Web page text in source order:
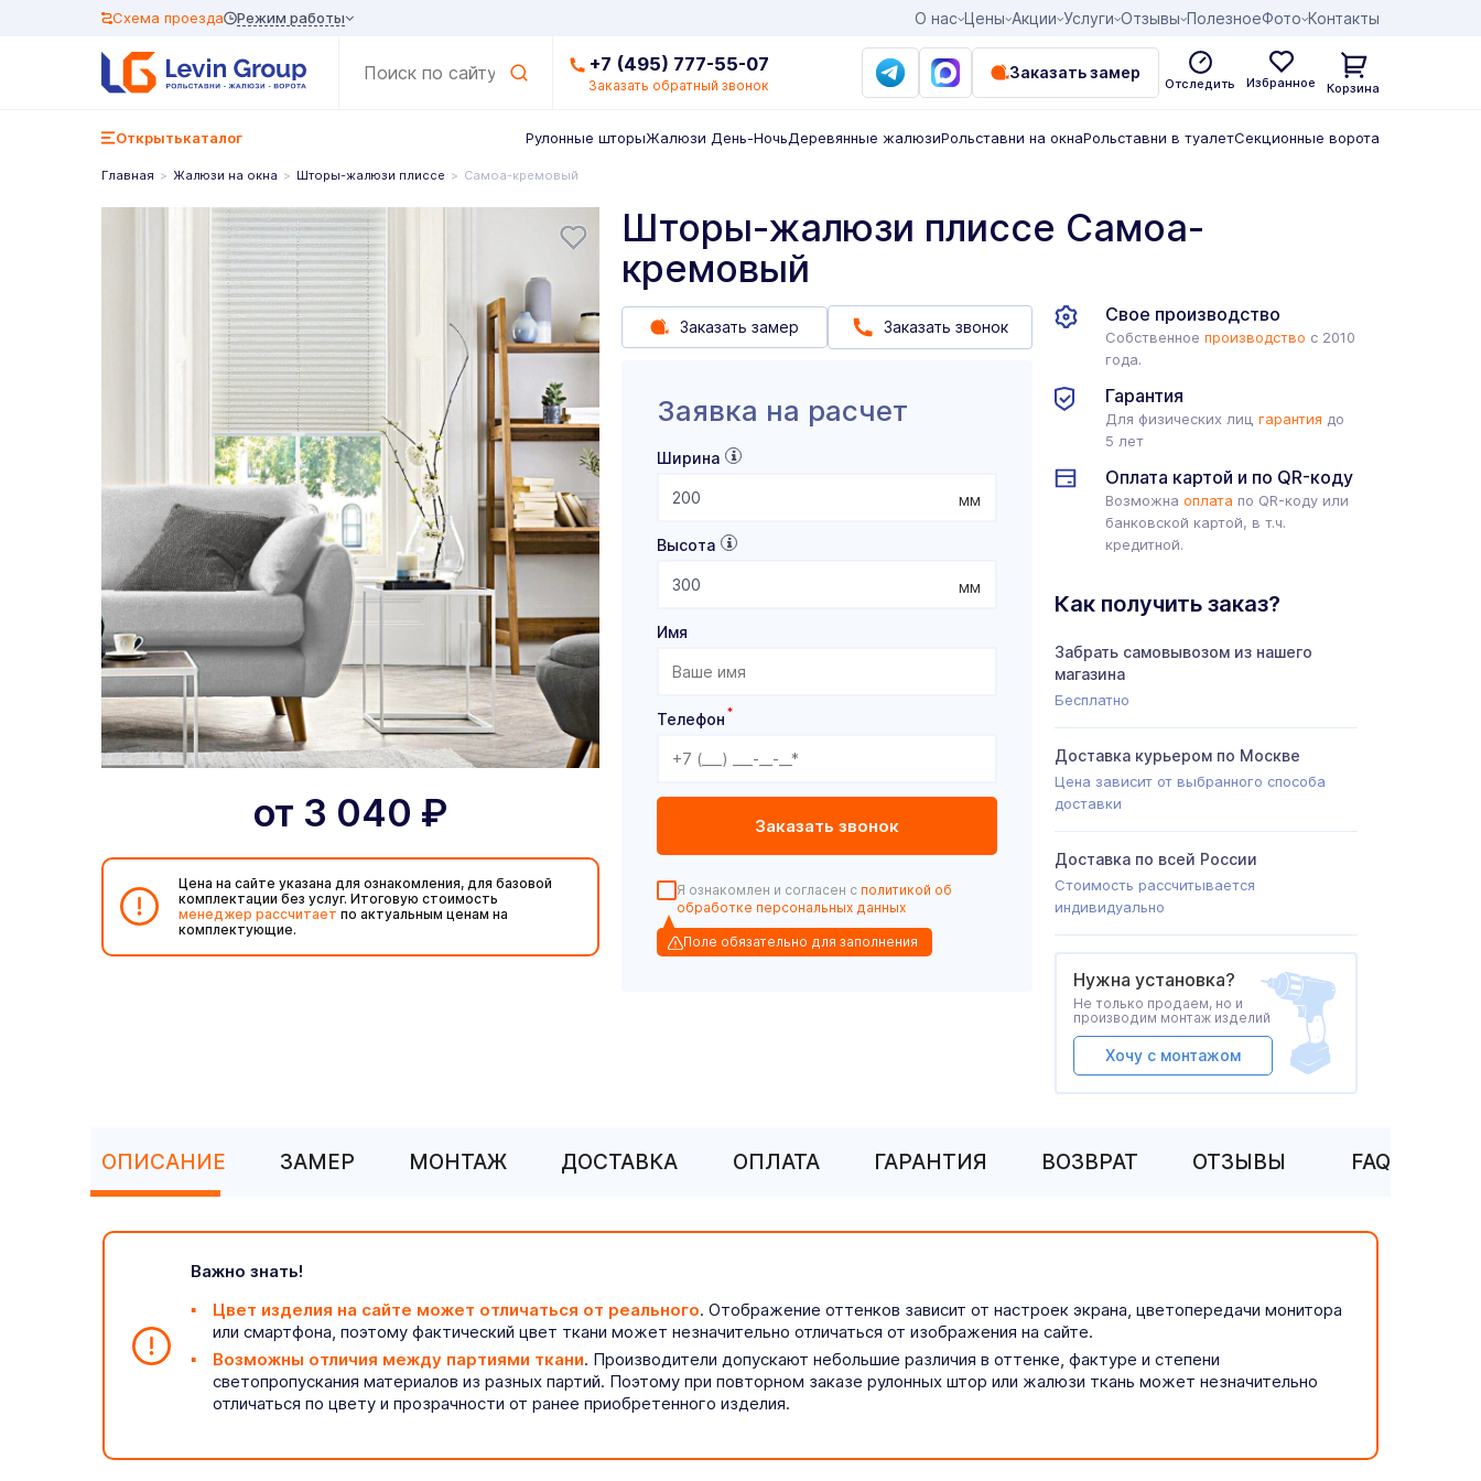
О нас Цены Акции Услуги Отзывы ПолезноеФото Контакты
Схема проезда Режим работы
+7 (495) 777-55-07
Заказать обратный звонок
Заказать замер
Отследить Избранное Корзина
Открытькаталог Рулонные шторыЖалюзи День-НочьДеревянные жалюзиРольставни на окнаРольставни в туалетСекционные ворота
Главная Жалюзи на окна Шторы-жалюзи плиссе Самоа-кремовый
Шторы-жалюзи плиссе Самоа-
кремовый
от 3 040 ₽
Цена на сайте указана для ознакомления, для базовой
комплектации без услуг. Итоговую стоимость
менеджер рассчитает по актуальным ценам на
комплектующие.
Заказать замер Заказать звонок
Заявка на расчет
Ширина
мм
Высота
мм
Имя
Телефон *
Я ознакомлен и согласен с политикой об
обработке персональных данных
Поле обязательно для заполнения
Свое производство
Собственноепроизводство с 2010
года.
Гарантия
Для физических лицгарантия до
5 лет
Оплата картой и по QR-коду
Возможнаоплата по QR-коду или
банковской картой, в т.ч.
кредитной.
Как получить заказ?
Забрать самовывозом из нашего
магазина
Бесплатно
Доставка курьером по Москве
Цена зависит от выбранного способа
доставки
Доставка по всей России
Стоимость рассчитывается
индивидуально
Нужна установка?
Не только продаем, но и
производим монтаж изделий
Хочу с монтажом
ОПИСАНИЕ ЗАМЕР МОНТАЖ ДОСТАВКА ОПЛАТА ГАРАНТИЯ ВОЗВРАТ ОТЗЫВЫ FAQ
Важно знать!
Цвет изделия на сайте может отличаться от реального. Отображение оттенков зависит от настроек экрана, цветопередачи монитора
или смартфона, поэтому фактический цвет ткани может незначительно отличаться от изображения на сайте.
Возможны отличия между партиями ткани. Производители допускают небольшие различия в оттенке, фактуре и степени
светопропускания материалов из разных партий. Поэтому при повторном заказе рулонных штор или жалюзи ткань может незначительно
отличаться по цвету и прозрачности от ранее приобретенного изделия.